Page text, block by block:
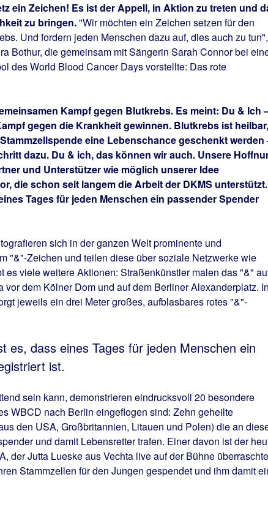
ein Zeichen! Es ist der Appell, in Aktion zu treten und
zu bringen."Wir möchten ein Zeichen setzen für den
Und fordern jeden Menschen dazu auf, dies auch zu tun",
Bothur, die gemeinsam mit Sängerin Sarah Connor bei
des World Blood Cancer Days vorstellte: Das rote
Kampf gegen Blutkrebs. Es meint: Du & Ich
gegen die Krankheit gewinnen. Blutkrebs ist heilbar,
eine Lebenschance geschenkt werden
dazu. Du & ich, das können wir auch. Unsere
und Unterstützer wie möglich unserer Idee
die schon seit langem die Arbeit der DKMS unterstützt.
Tages für jeden Menschen ein passender Spender
sich in der ganzen Welt prominente und
"&"-Zeichen und teilen diese über soziale Netzwerke wie
es viele weitere Aktionen: Straßenkünstler malen das "&"
dem Kölner Dom und auf dem Berliner Alexanderplatz. In
jeweils ein drei Meter großes, aufblasbares rotes "&"-
es, dass eines Tages für jeden Menschen ein
ist.
sein kann, demonstrieren eindrucksvoll 20 besondere
WBCD nach Berlin eingeflogen sind: Zehn geheilte
den USA, Großbritannien, Litauen und Polen) die an
und damit Lebensretter trafen. Einer davon ist der
der Jutta Lueske aus Vechta live auf der Bühne
Stammzellen für den Jungen gespendet und ihm damit